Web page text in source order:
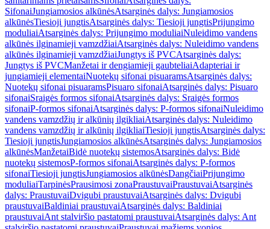
SifonaiJungiamosios alkūnėsAtsarginės dalys: Jungiamosios
alkūnėsTiesioji jungtisAtsarginės dalys: Tiesioji jungtisPrijungimo
moduliaiAtsarginės dalys: Prijungimo moduliaiNuleidimo vandens
alkūnės ilginamieji vamzdžiaiAtsarginės dalys: Nuleidimo vandens
alkūnės ilginamieji vamzdžiaiJungtys iš PVCAtsarginės dalys:
Jungtys iš PVCManžetai ir dengiamieji gaubteliaiAdapteriai ir
jungiamieji elementaiNuotekų sifonai pisuaramsAtsarginės dalys:
Nuotekų sifonai pisuaramsPisuaro sifonaiAtsarginės dalys: Pisuaro
sifonaiSraigės formos sifonaiAtsarginės dalys: Sraigės formos
sifonaiP-formos sifonaiAtsarginės dalys: P-formos sifonaiNuleidimo
vandens vamzdžių ir alkūnių ilgikliaiAtsarginės dalys: Nuleidimo
vandens vamzdžių ir alkūnių ilgikliaiTiesioji jungtisAtsarginės dalys:
Tiesioji jungtisJungiamosios alkūnėsAtsarginės dalys: Jungiamosios
alkūnėsManžetaiBidė nuotekų sistemosAtsarginės dalys: Bidė
nuotekų sistemosP-formos sifonaiAtsarginės dalys: P-formos
sifonaiTiesioji jungtisJungiamosios alkūnėsDangčiaiPrijungimo
moduliaiTarpinėsPrausimosi zonaPraustuvaiPraustuvaiAtsarginės
dalys: PraustuvaiDvigubi praustuvaiAtsarginės dalys: Dvigubi
praustuvaiBaldiniai praustuvaiAtsarginės dalys: Baldiniai
praustuvaiAnt stalviršio pastatomi praustuvaiAtsarginės dalys: Ant